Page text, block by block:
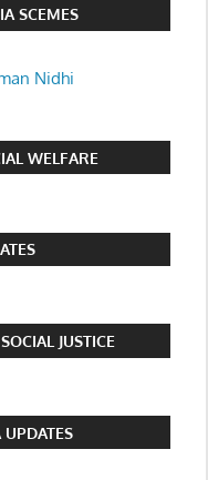
SCEMES
Nidhi
WELFARE
JUSTICE